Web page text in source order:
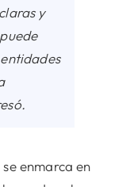
y
enmarca en